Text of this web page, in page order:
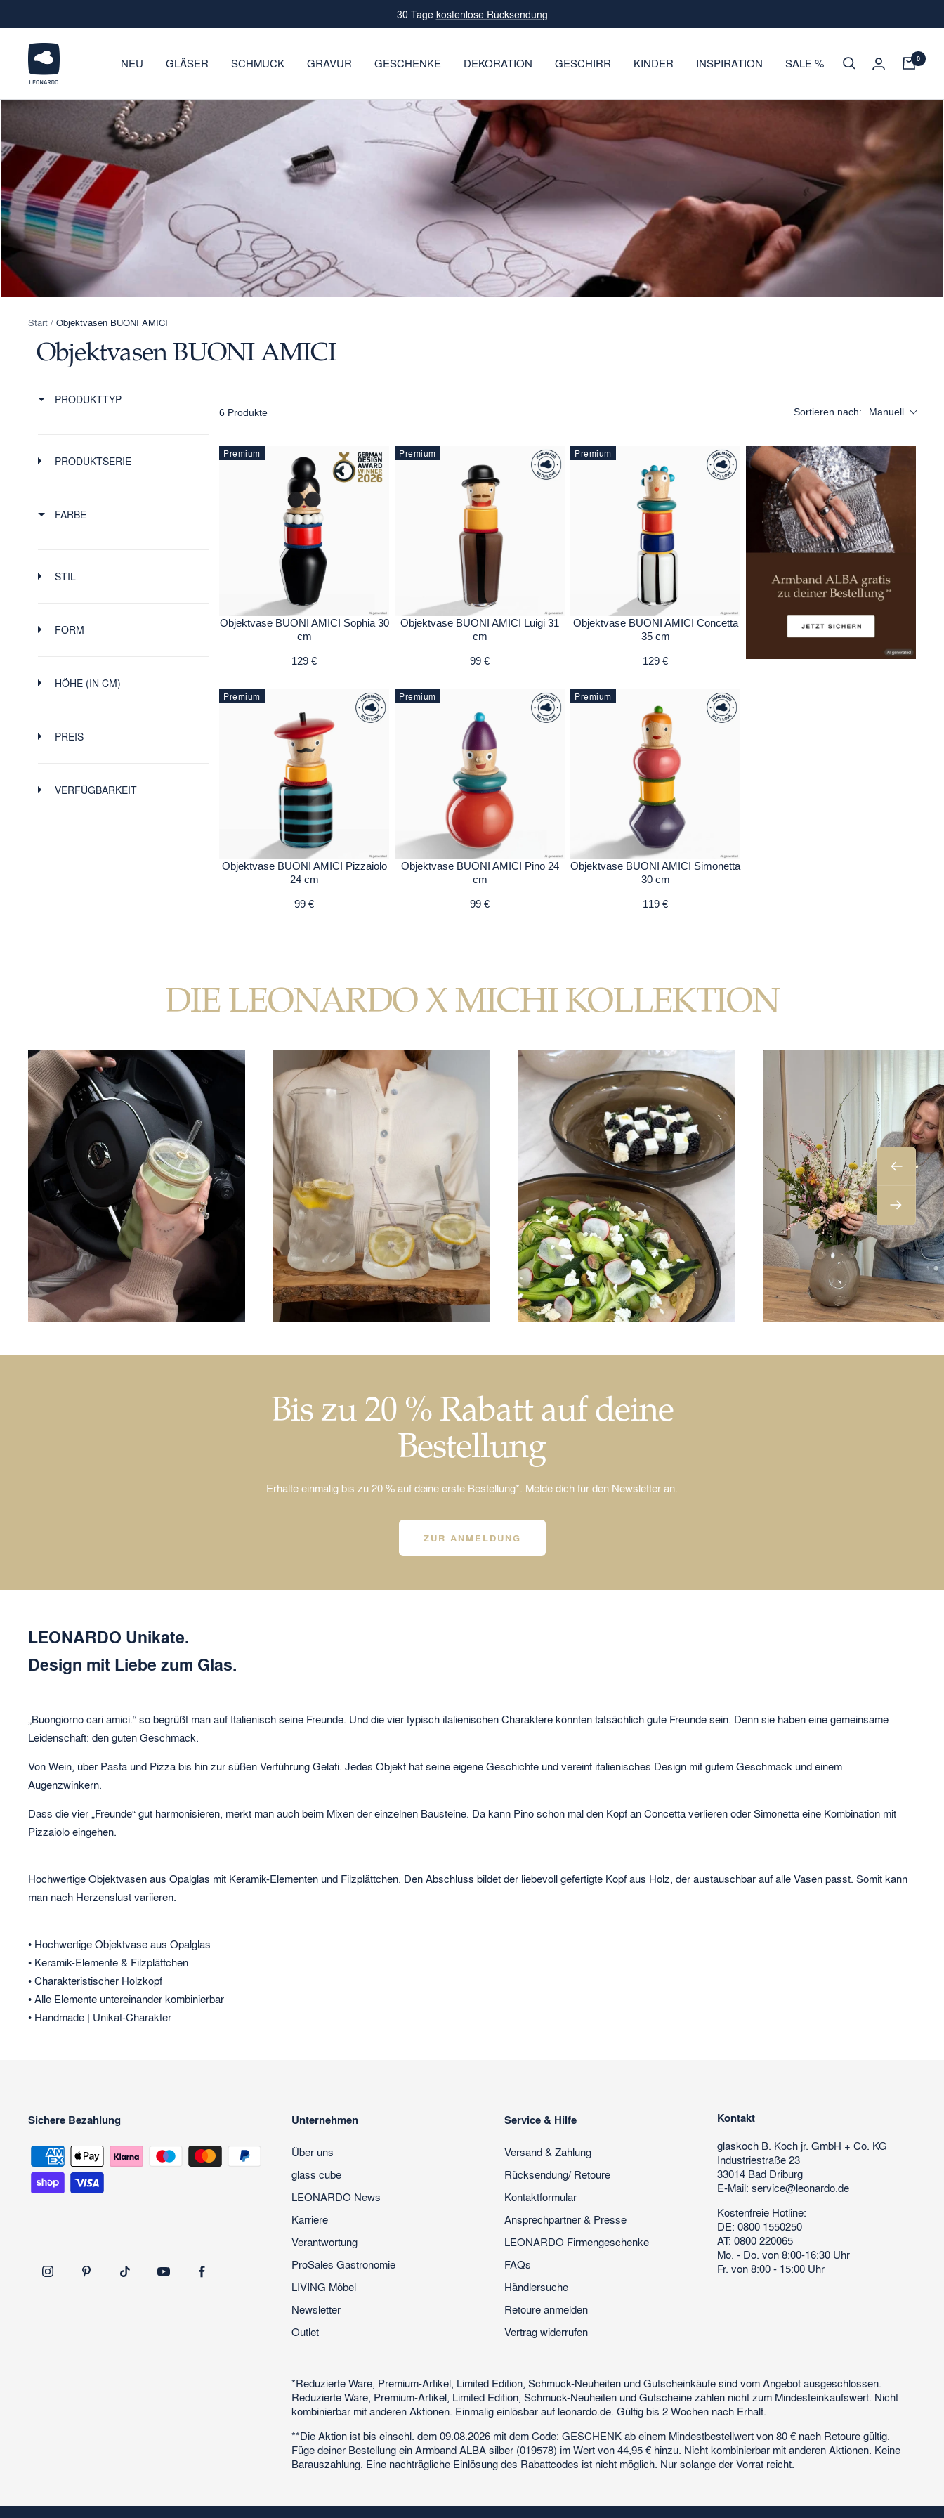
zum
Leidenschaft für Glas seit 1859
NEU GLÄSER SCHMUCK GRAVUR GESCHENKE DEKORATION GESCHIRR KINDER INSPIRATION SALE %
LEONARDO
Onlineshop
0
Start Objektvasen BUONI AMICI
Objektvasen BUONI AMICI
PRODUKTTYP
PRODUKTSERIE
FARBE
STIL
FORM
HÖHE (IN CM)
PREIS
VERFÜGBARKEIT
6 Produkte Sortieren nach: Manuell
Premium
Objektvase BUONI AMICI Sophia 30
cm
129 €
Premium
Objektvase BUONI AMICI Luigi 31
cm
99 €
Premium
Objektvase BUONI AMICI Concetta
35 cm
129 €
Premium
Objektvase BUONI AMICI Pizzaiolo
24 cm
99 €
Premium
Objektvase BUONI AMICI Pino 24
cm
99 €
Premium
Objektvase BUONI AMICI Simonetta
30 cm
119 €
DIE LEONARDO X MICHI KOLLEKTION
Zurück
Weiter
Bis zu 20 % Rabatt auf deine
Bestellung
Erhalte einmalig bis zu 20 % auf deine erste Bestellung*. Melde dich für den Newsletter an.
ZUR ANMELDUNG
LEONARDO Unikate.
Design mit Liebe zum Glas.
„Buongiorno cari amici.“ so begrüßt man auf Italienisch seine Freunde. Und die vier typisch italienischen Charaktere könnten tatsächlich gute Freunde sein. Denn sie haben eine gemeinsame
Leidenschaft: den guten Geschmack.
Von Wein, über Pasta und Pizza bis hin zur süßen Verführung Gelati. Jedes Objekt hat seine eigene Geschichte und vereint italienisches Design mit gutem Geschmack und einem
Augenzwinkern.
Dass die vier „Freunde“ gut harmonisieren, merkt man auch beim Mixen der einzelnen Bausteine. Da kann Pino schon mal den Kopf an Concetta verlieren oder Simonetta eine Kombination mit
Pizzaiolo eingehen.
Hochwertige Objektvasen aus Opalglas mit Keramik-Elementen und Filzplättchen. Den Abschluss bildet der liebevoll gefertigte Kopf aus Holz, der austauschbar auf alle Vasen passt. Somit kann
man nach Herzenslust variieren.
• Hochwertige Objektvase aus Opalglas
• Keramik-Elemente & Filzplättchen
• Charakteristischer Holzkopf
• Alle Elemente untereinander kombinierbar
• Handmade | Unikat-Charakter
Sichere Bezahlung Unternehmen
Über uns
glass cube
LEONARDO News
Karriere
Verantwortung
ProSales Gastronomie
LIVING Möbel
Newsletter
Outlet
Service & Hilfe
Versand & Zahlung
Rücksendung/ Retoure
Kontaktformular
Ansprechpartner & Presse
LEONARDO Firmengeschenke
FAQs
Händlersuche
Retoure anmelden
Vertrag widerrufen
Kontakt
glaskoch B. Koch jr. GmbH + Co. KG
Industriestraße 23
33014 Bad Driburg
E-Mail:service@leonardo.de
Kostenfreie Hotline:
DE: 0800 1550250
AT: 0800 220065
Mo. - Do. von 8:00-16:30 Uhr
Fr. von 8:00 - 15:00 Uhr
*Reduzierte Ware, Premium-Artikel, Limited Edition, Schmuck-Neuheiten und Gutscheinkäufe sind vom Angebot ausgeschlossen.
Reduzierte Ware, Premium-Artikel, Limited Edition, Schmuck-Neuheiten und Gutscheine zählen nicht zum Mindesteinkaufswert. Nicht
kombinierbar mit anderen Aktionen. Einmalig einlösbar auf leonardo.de. Gültig bis 2 Wochen nach Erhalt.
**Die Aktion ist bis einschl. dem 09.08.2026 mit dem Code: GESCHENK ab einem Mindestbestellwert von 80 € nach Retoure gültig.
Füge deiner Bestellung ein Armband ALBA silber (019578) im Wert von 44,95 € hinzu. Nicht kombinierbar mit anderen Aktionen. Keine
Barauszahlung. Eine nachträgliche Einlösung des Rabattcodes ist nicht möglich. Nur solange der Vorrat reicht.